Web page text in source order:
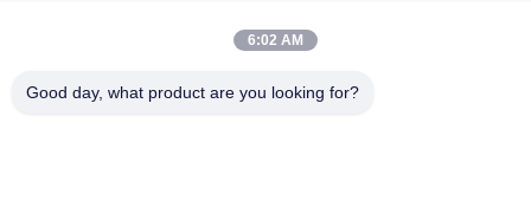
제6-39번지, 야오구 농장, 시비 3번지, 시비 거리, 판유 구, 광저우
TEL :
6:02 AM
Good day, what product are you looking for?